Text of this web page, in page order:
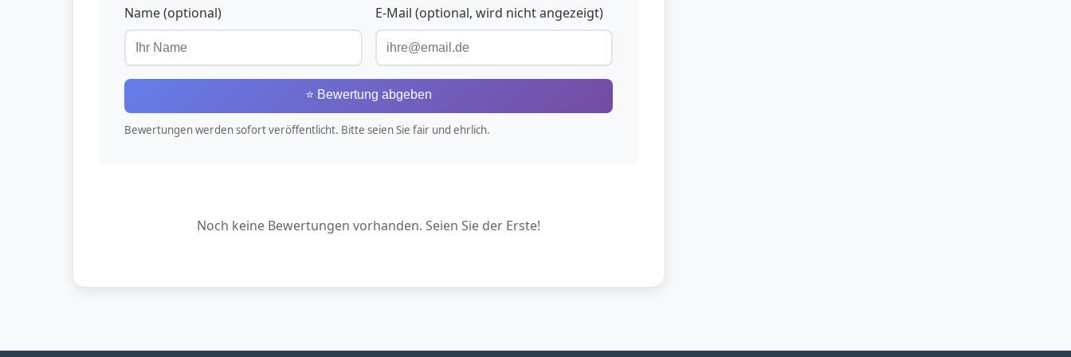
Name (optional) E-Mail (optional, wird nicht angezeigt)
⭐ Bewertung abgeben
Bewertungen werden sofort veröffentlicht. Bitte seien Sie fair und ehrlich.
Noch keine Bewertungen vorhanden. Seien Sie der Erste!